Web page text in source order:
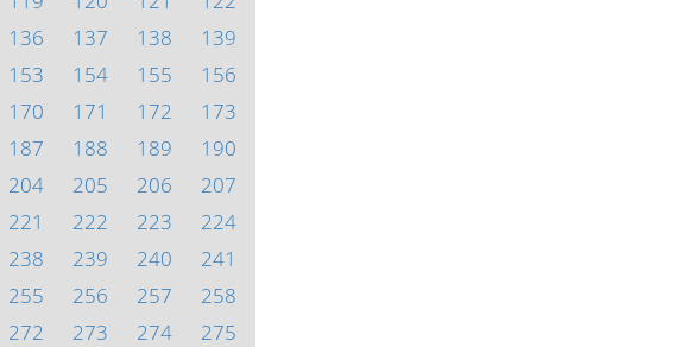
136 137 138
139
153 154 155
156
170 171 172
173
187 188 189
190
204 205 206
207
221 222 223
224
238 239 240
241
255 256 257
258
272 273 274 275